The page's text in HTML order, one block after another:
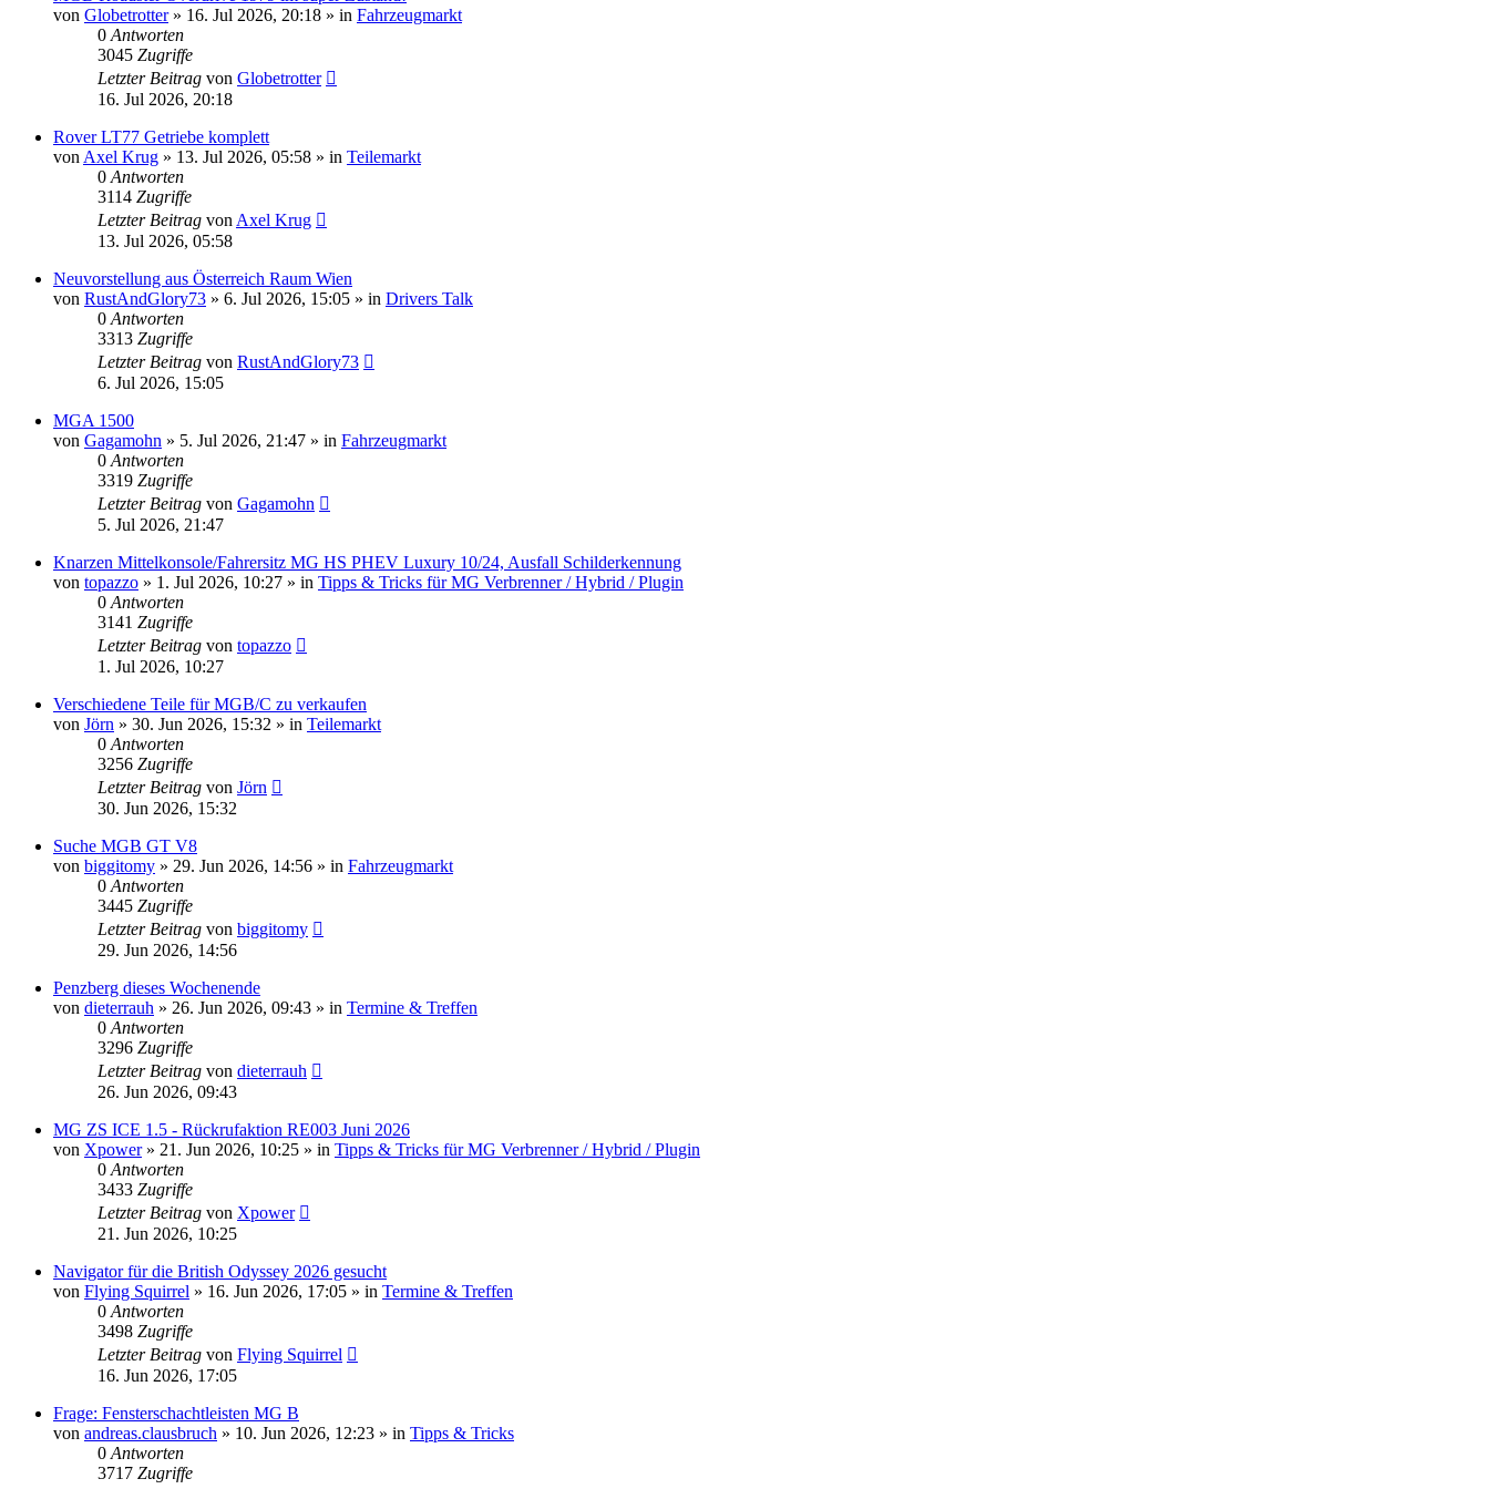
von Globetrotter» 16. Jul 2026, 20:18 » in Fahrzeugmarkt
0 Antworten
3045 Zugriffe
Letzter Beitrag von Globetrotter
16. Jul 2026, 20:18
Rover LT77 Getriebe komplett
von Axel Krug » 13. Jul 2026, 05:58 » in Teilemarkt
0 Antworten
3114 Zugriffe
Letzter Beitrag von Axel Krug
13. Jul 2026, 05:58
Neuvorstellung aus Österreich Raum Wien
von RustAndGlory73 » 6. Jul 2026, 15:05 » in Drivers Talk
0 Antworten
3313 Zugriffe
Letzter Beitrag von RustAndGlory73
6. Jul 2026, 15:05
MGA 1500
von Gagamohn » 5. Jul 2026, 21:47 » in Fahrzeugmarkt
0 Antworten
3319 Zugriffe
Letzter Beitrag von Gagamohn
5. Jul 2026, 21:47
Knarzen Mittelkonsole/Fahrersitz MG HS PHEV Luxury 10/24, Ausfall Schilderkennung
von topazzo » 1. Jul 2026, 10:27 » in Tipps & Tricks für MG Verbrenner / Hybrid / Plugin
0 Antworten
3141 Zugriffe
Letzter Beitrag von topazzo
1. Jul 2026, 10:27
Verschiedene Teile für MGB/C zu verkaufen
von Jörn » 30. Jun 2026, 15:32 » in Teilemarkt
0 Antworten
3256 Zugriffe
Letzter Beitrag von Jörn
30. Jun 2026, 15:32
Suche MGB GT V8
von biggitomy » 29. Jun 2026, 14:56 » in Fahrzeugmarkt
0 Antworten
3445 Zugriffe
Letzter Beitrag von biggitomy
29. Jun 2026, 14:56
Penzberg dieses Wochenende
von dieterrauh » 26. Jun 2026, 09:43 » in Termine & Treffen
0 Antworten
3296 Zugriffe
Letzter Beitrag von dieterrauh
26. Jun 2026, 09:43
MG ZS ICE 1.5 - Rückrufaktion RE003 Juni 2026
von Xpower» 21. Jun 2026, 10:25 » in Tipps & Tricks für MG Verbrenner / Hybrid / Plugin
0 Antworten
3433 Zugriffe
Letzter Beitrag von Xpower
21. Jun 2026, 10:25
Navigator für die British Odyssey 2026 gesucht
von Flying Squirrel » 16. Jun 2026, 17:05 » in Termine & Treffen
0 Antworten
3498 Zugriffe
Letzter Beitrag von Flying Squirrel
16. Jun 2026, 17:05
Frage: Fensterschachtleisten MG B
von andreas.clausbruch » 10. Jun 2026, 12:23 » in Tipps & Tricks
0 Antworten
3717 Zugriffe